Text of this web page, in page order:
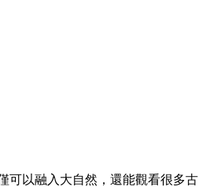
可以融入大自然，還能觀看很多古